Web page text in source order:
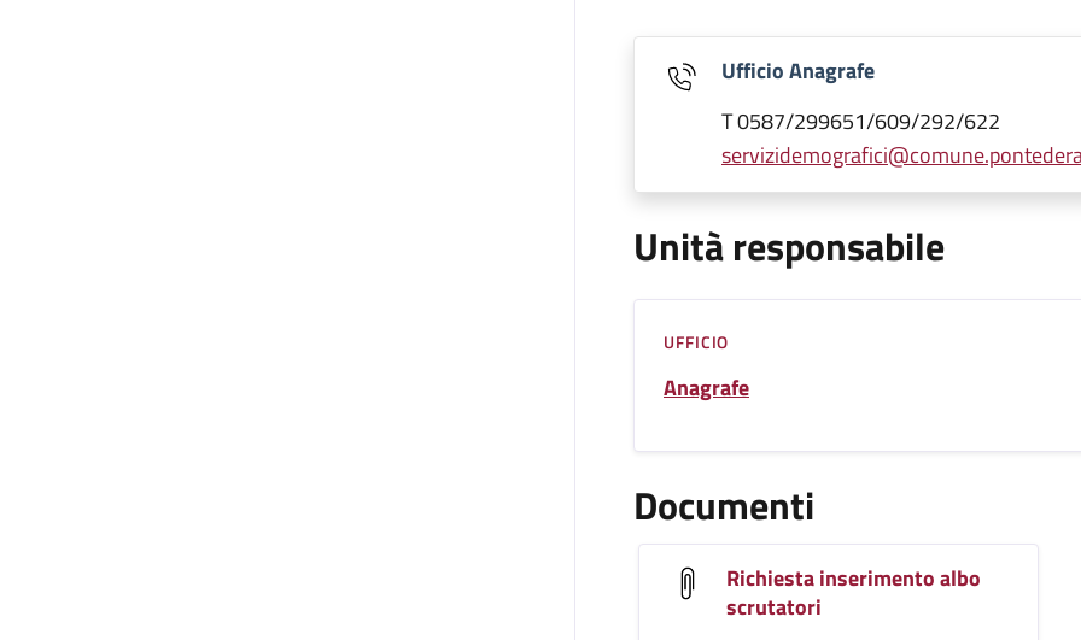
Ufficio Anagrafe
T 0587/299651/609/292/622
Unità responsabile
UFFICIO
Anagrafe
Documenti
Richiesta inserimento albo
scrutatori